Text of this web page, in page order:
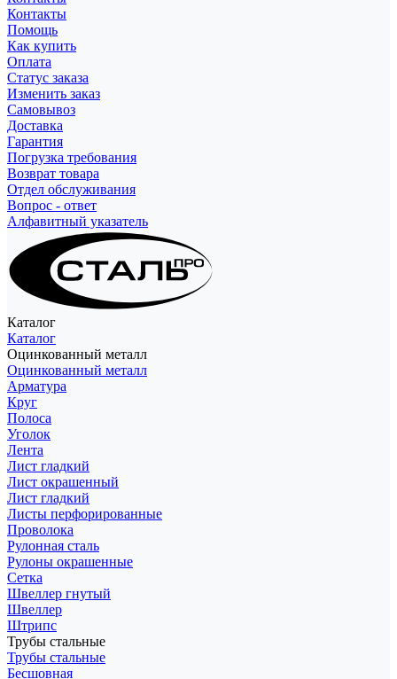
Контакты
Помощь
Как купить
Оплата
Статус заказа
Изменить заказ
Самовывоз
Доставка
Гарантия
Погрузка требования
Возврат товара
Отдел обслуживания
Вопрос - ответ
Алфавитный указатель
Каталог
Каталог
Оцинкованный металл
Оцинкованный металл
Арматура
Круг
Полоса
Уголок
Лента
Лист гладкий
Лист окрашенный
Лист гладкий
Листы перфорированные
Проволока
Рулонная сталь
Рулоны окрашенные
Сетка
Швеллер гнутый
Швеллер
Штрипс
Трубы стальные
Трубы стальные
Бесшовная